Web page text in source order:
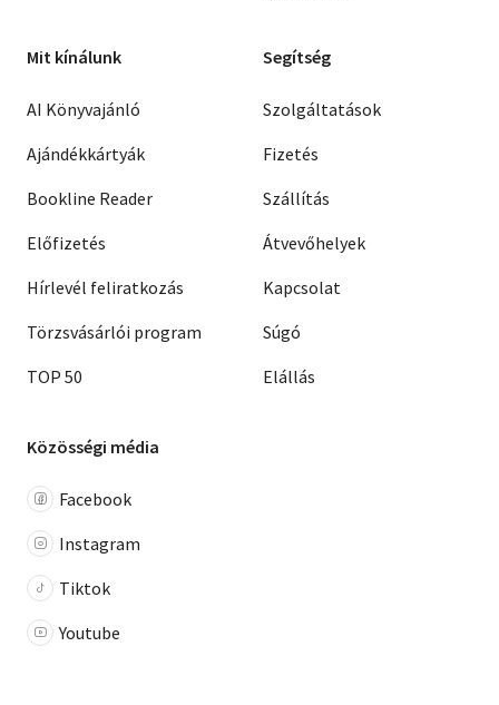
Mit kínálunk
AI Könyvajánló
Ajándékkártyák
Bookline Reader
Előfizetés
Hírlevél feliratkozás
Törzsvásárlói program
TOP 50
Segítség
Szolgáltatások
Fizetés
Szállítás
Átvevőhelyek
Kapcsolat
Súgó
Elállás
Közösségi média
Facebook
Instagram
Tiktok
Youtube